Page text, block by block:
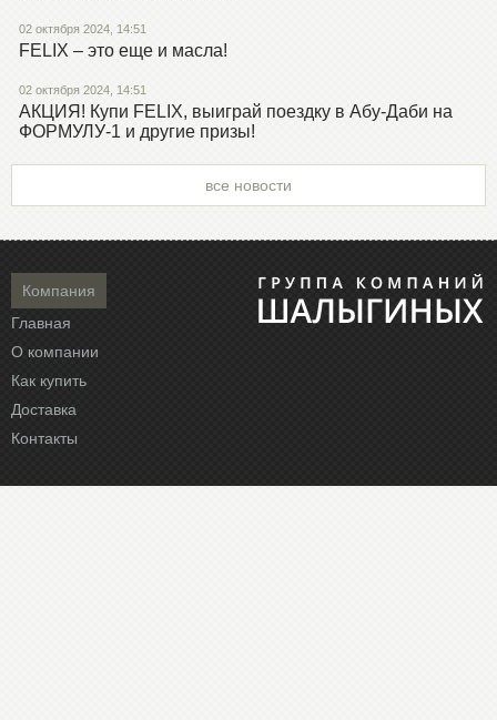
02 октября 2024, 14:51
FELIX – это еще и масла!
02 октября 2024, 14:51
АКЦИЯ! Купи FELIX, выиграй поездку в Абу-Даби на
ФОРМУЛУ-1 и другие призы!
все новости
Компания
Главная
О компании
Как купить
Доставка
Контакты